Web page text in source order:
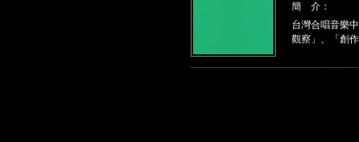
簡 介：
台灣合唱音樂
觀察」、「創